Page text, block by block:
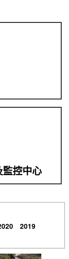
控中心
2019